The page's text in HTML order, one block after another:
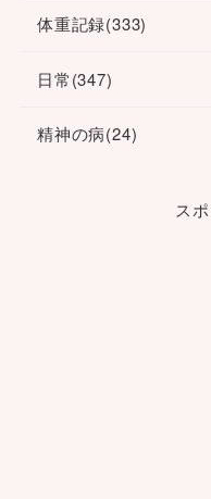
体重記録(333)
日常(347)
精神の病(24)
ス